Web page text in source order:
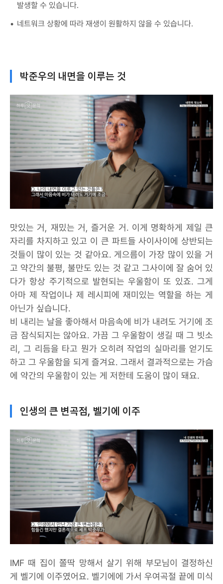
발생할 수 있습니다.
네트워크 상황에 따라 재생이 원활하지 않을 수 있습니다.
박준우의 내면을 이루는 것
맛있는 거, 재밌는 거, 즐거운 거. 이게 명확하게 제일 큰
자리를 차지하고 있고 이 큰 파트들 사이사이에 상반되는
것들이 많이 있는 것 같아요. 게으름이 가장 많이 있을 거
고 약간의 불평, 불만도 있는 것 같고 그사이에 잘 숨어 있
다가 항상 주기적으로 발현되는 우울함이 또 있죠. 그게
아마 제 작업이나 제 레시피에 재미있는 역할을 하는 게
아닌가 싶습니다.
비 내리는 날을 좋아해서 마음속에 비가 내려도 거기에 조
금 잠식되지는 않아요. 가끔 그 우울함이 생길 때 그 빗소
리, 그 리듬을 타고 뭔가 오히려 작업의 실마리를 얻기도
하고 그 우울함을 되게 즐겨요. 그래서 결과적으로는 가슴
에 약간의 우울함이 있는 게 저한테 도움이 많이 돼요.
인생의 큰 변곡점, 벨기에 이주
IMF 때 집이 쫄딱 망해서 살기 위해 부모님이 결정하신
게 벨기에 이주였어요. 벨기에에 가서 우여곡절 끝에 미식